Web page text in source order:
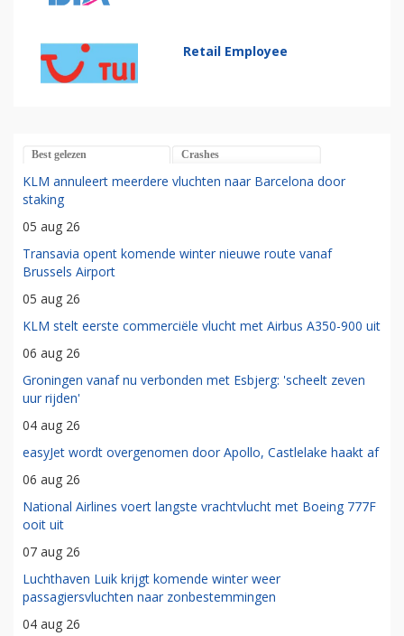
Retail Employee
Best gelezen Crashes
KLM annuleert meerdere vluchten naar Barcelona door
staking
05 aug 26
Transavia opent komende winter nieuwe route vanaf
Brussels Airport
05 aug 26
KLM stelt eerste commerciële vlucht met Airbus A350-900 uit
06 aug 26
Groningen vanaf nu verbonden met Esbjerg: 'scheelt zeven
uur rijden'
04 aug 26
easyJet wordt overgenomen door Apollo, Castlelake haakt af
06 aug 26
National Airlines voert langste vrachtvlucht met Boeing 777F
ooit uit
07 aug 26
Luchthaven Luik krijgt komende winter weer
passagiersvluchten naar zonbestemmingen
04 aug 26